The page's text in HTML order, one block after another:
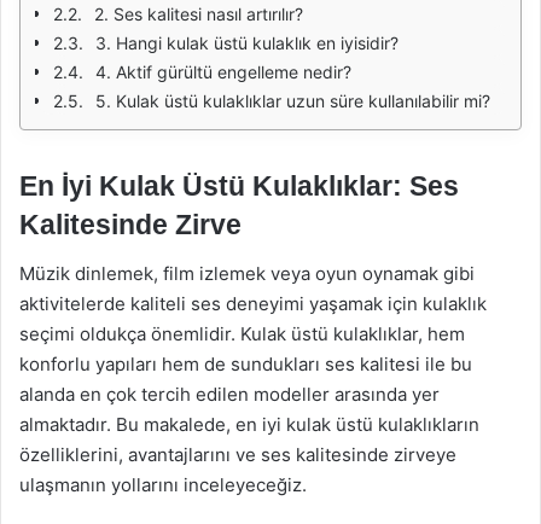
2. Ses kalitesi nasıl artırılır?
3. Hangi kulak üstü kulaklık en iyisidir?
4. Aktif gürültü engelleme nedir?
5. Kulak üstü kulaklıklar uzun süre kullanılabilir mi?
En İyi Kulak Üstü Kulaklıklar: Ses
Kalitesinde Zirve
Müzik dinlemek, film izlemek veya oyun oynamak gibi
aktivitelerde kaliteli ses deneyimi yaşamak için kulaklık
seçimi oldukça önemlidir. Kulak üstü kulaklıklar, hem
konforlu yapıları hem de sundukları ses kalitesi ile bu
alanda en çok tercih edilen modeller arasında yer
almaktadır. Bu makalede, en iyi kulak üstü kulaklıkların
özelliklerini, avantajlarını ve ses kalitesinde zirveye
ulaşmanın yollarını inceleyeceğiz.